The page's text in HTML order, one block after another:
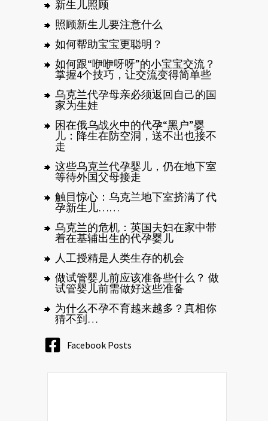
新生儿照顾
照顾新生儿要注意什么
如何帮助宝宝更聪明？
如何跟“咿咿呀呀”的小宝宝交流？
掌握4个技巧，让交流变得简单些
乌克兰代孕母亲必须返回自己的国
家为生娃
困在俄乌战火中的代孕“黑户”婴
儿：降生在防空洞，送不出也接不
走
这些乌克兰代孕婴儿，仍在地下室
等待外国父母接走
触目惊心：乌克兰地下室挤满了代
孕新生儿……
乌克兰的危机：英国夫妇在家中带
着在基辅出生的代孕婴儿
人工授精是人类生存的机会
做试管婴儿前应该准备些什么？ 做
试管婴儿前需做好这些准备
为什么不孕不育越来越多？真相你
猜不到…
Facebook Posts